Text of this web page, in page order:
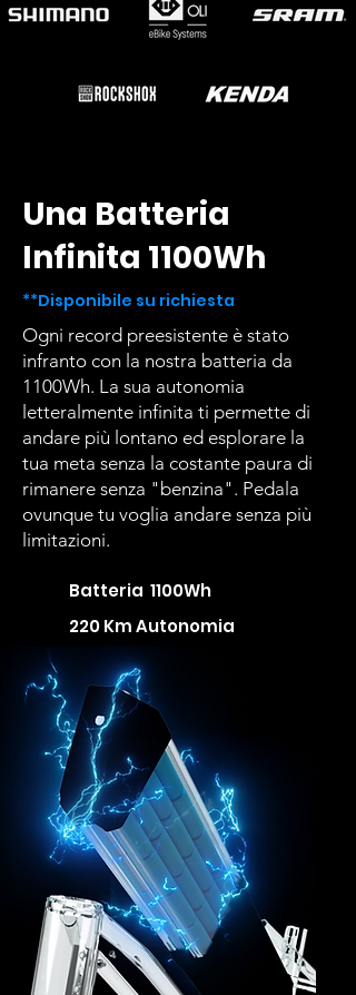
Una Batteria
Infinita 1100Wh
**Disponibile su richiesta
Ogni record preesistente è stato
infranto con la nostra batteria da
1100Wh. La sua autonomia
letteralmente infinita ti permette di
andare più lontano ed esplorare la
tua meta senza la costante paura di
rimanere senza "benzina". Pedala
ovunque tu voglia andare senza più
limitazioni.
Batteria 1100Wh
220 Km Autonomia